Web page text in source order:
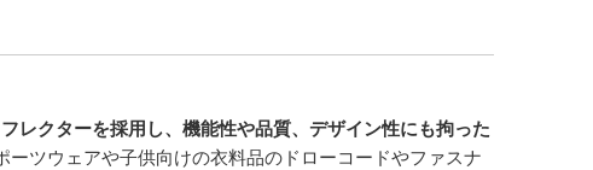
レクターを採用し、機能性や品質、デザイン性にも拘った
ツウェアや子供向けの衣料品のドローコードやファスナ